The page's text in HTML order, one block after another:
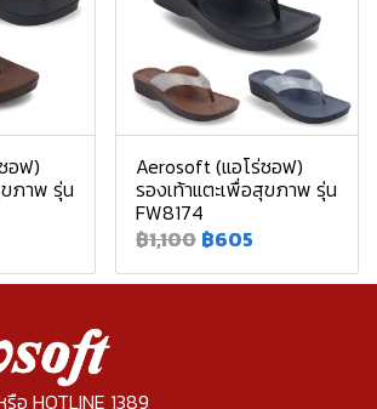
อฟ)
ภาพ รุ่น
Aerosoft (แอโร่ซอฟ)
รองเท้าแตะเพื่อสุขภาพ รุ่น
FW8174
฿1,100 ฿605
อ HOTLINE 1389